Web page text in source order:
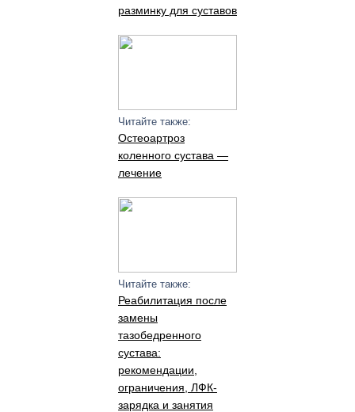
разминку для суставов
Читайте также:
Остеоартроз
коленного сустава —
лечение
Читайте также:
Реабилитация после
замены
тазобедренного
сустава:
рекомендации,
ограничения, ЛФК-
зарядка и занятия